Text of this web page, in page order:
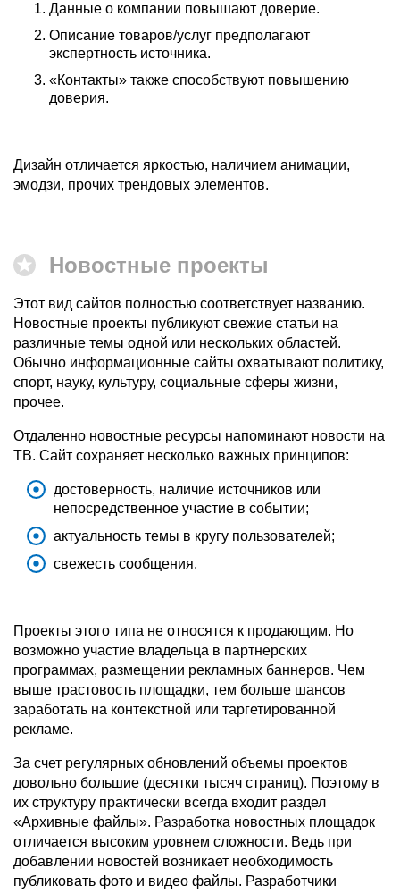
Данные о компании повышают доверие.
Описание товаров/услуг предполагают
экспертность источника.
«Контакты» также способствуют повышению
доверия.
Дизайн отличается яркостью, наличием анимации,
эмодзи, прочих трендовых элементов.
Новостные проекты
Этот вид сайтов полностью соответствует названию.
Новостные проекты публикуют свежие статьи на
различные темы одной или нескольких областей.
Обычно информационные сайты охватывают политику,
спорт, науку, культуру, социальные сферы жизни,
прочее.
Отдаленно новостные ресурсы напоминают новости на
ТВ. Сайт сохраняет несколько важных принципов:
достоверность, наличие источников или
непосредственное участие в событии;
актуальность темы в кругу пользователей;
свежесть сообщения.
Проекты этого типа не относятся к продающим. Но
возможно участие владельца в партнерских
программах, размещении рекламных баннеров. Чем
выше трастовость площадки, тем больше шансов
заработать на контекстной или таргетированной
рекламе.
За счет регулярных обновлений объемы проектов
довольно большие (десятки тысяч страниц). Поэтому в
их структуру практически всегда входит раздел
«Архивные файлы». Разработка новостных площадок
отличается высоким уровнем сложности. Ведь при
добавлении новостей возникает необходимость
публиковать фото и видео файлы. Разработчики